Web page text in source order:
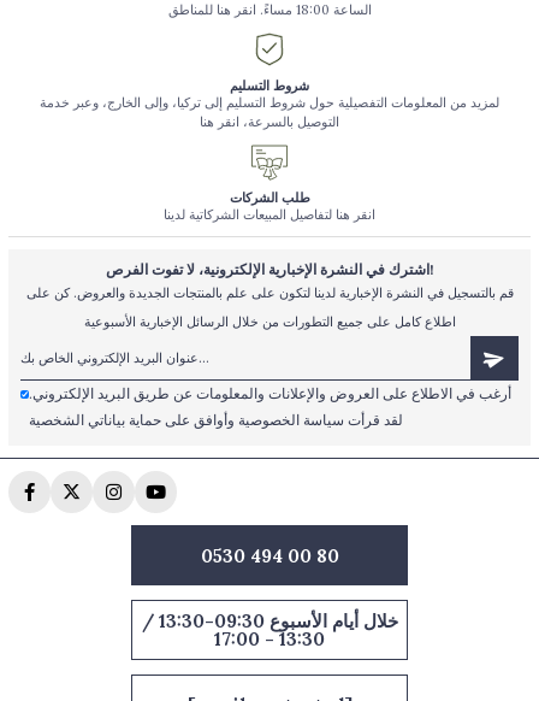
الساعة 18:00 مساءً. انقر هنا للمناطق
شروط التسليم
لمزيد من المعلومات التفصيلية حول شروط التسليم إلى تركيا، وإلى الخارج، وعبر خدمة
التوصيل بالسرعة، انقر هنا
طلب الشركات
انقر هنا لتفاصيل المبيعات الشركاتية لدينا
اشترك في النشرة الإخبارية الإلكترونية، لا تفوت الفرص!
قم بالتسجيل في النشرة الإخبارية لدينا لتكون على علم بالمنتجات الجديدة والعروض. كن على
اطلاع كامل على جميع التطورات من خلال الرسائل الإخبارية الأسبوعية
أرغب في الاطلاع على العروض والإعلانات والمعلومات عن طريق البريد الإلكتروني.
لقد قرأت سياسة الخصوصية وأوافق على حماية بياناتي الشخصية
0530 494 00 80
خلال أيام الأسبوع 09:30-13:30 /
13:30 - 17:00